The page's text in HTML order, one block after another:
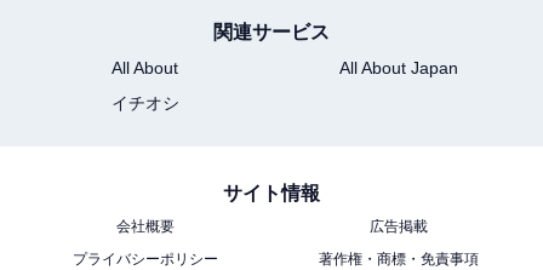
カッとするほど気持ちのいいゴールで、彼の技術のなせ
る技だと思う（60代女性）」「目の覚めるようなシュー
トでびっくりした（30代男性）」「大会のベストゴール
どのコメントが寄せられました。
また、「あのようなパンチのあるシュートを打てる日本
関連サービス
All About
All About Japan
イチオシ
サイト情報
会社概要
広告掲載
プライバシーポリシー
著作権・商標・免責事項